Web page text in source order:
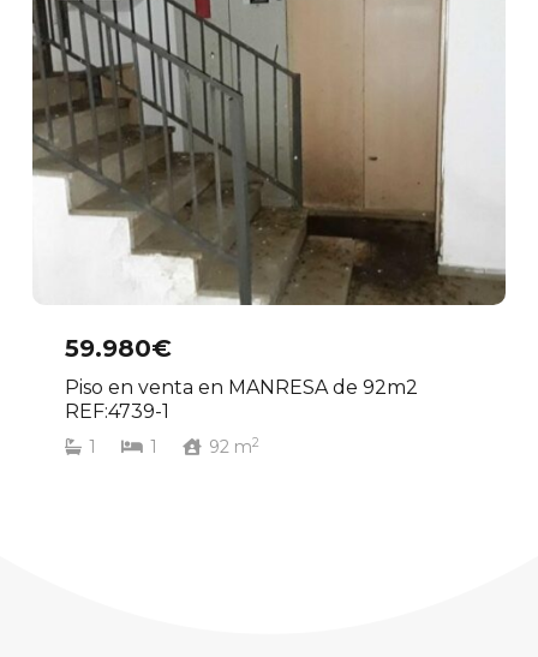
59.980€
Piso en venta en MANRESA de 92m2
REF:4739-1
1 1 92m2